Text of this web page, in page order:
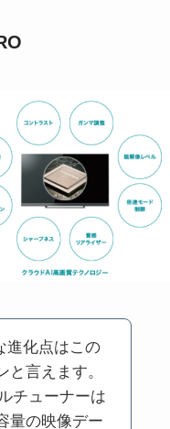
進化点はこの
と言えます。
チューナーは
量の映像デー